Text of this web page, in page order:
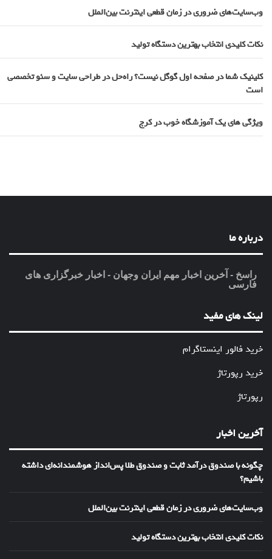
وب‌سایت‌های ضروری در زمان قطعی اینترنت بین‌الملل
نکات کلیدی انتخاب بهترین دستگاه تولید
کلینیک شما در صفحه اول گوگل نیست؟ راه‌حل در طراحی سایت و سئو تخصصی
است
ویژگی های یک آموزشگاه خوب در کرج
درباره ما
راسخ - آخرین اخبار مهم ایران وجهان - اخبار خبرگزاری های
فارسی
لینک های مفید
خرید فالور اینستاگرام
خرید رپورتاژ
رپورتاژ
آخرین اخبار
چگونه با صندوق درآمد ثابت و صندوق طلا پس‌انداز هوشمندانه‌ای داشته
باشیم؟
وب‌سایت‌های ضروری در زمان قطعی اینترنت بین‌الملل
نکات کلیدی انتخاب بهترین دستگاه تولید